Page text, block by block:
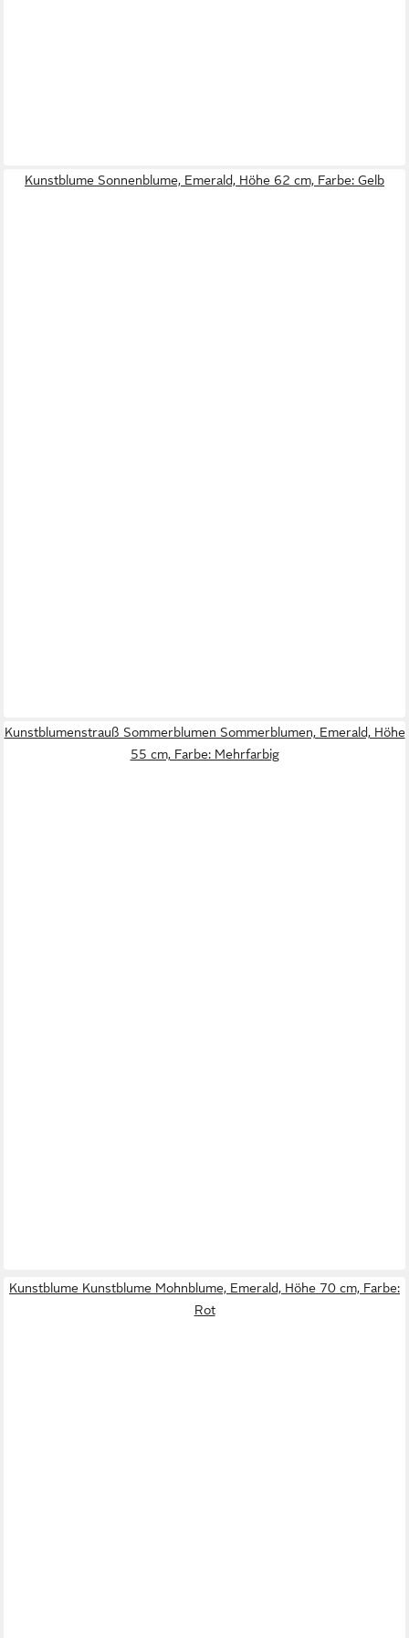
Kunstblume Sonnenblume, Emerald, Höhe 62 cm, Farbe: Gelb
Kunstblumenstrauß Sommerblumen Sommerblumen, Emerald, Höhe
55 cm, Farbe: Mehrfarbig
Kunstblume Kunstblume Mohnblume, Emerald, Höhe 70 cm, Farbe:
Rot